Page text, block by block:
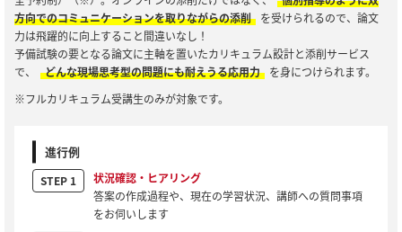
方向でのコミュニケーションを取りながらの添削
を受けられるので、論文
力は飛躍的に向上すること間違いなし！
予備試験の要となる論文に主軸を置いたカリキュラム設計と添削サービス
で、
どんな現場思考型の問題にも耐えうる応用力
を身につけられます。
※フルカリキュラム受講生のみが対象です。
進行例
STEP 1
状況確認・ヒアリング
答案の作成過程や、現在の学習状況、講師への質問事項
をお伺いします